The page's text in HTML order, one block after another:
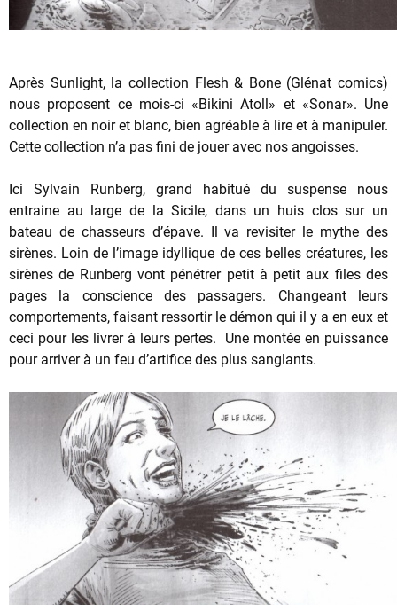
Après Sunlight, la collection Flesh & Bone (Glénat comics)
nous proposent ce mois-ci «Bikini Atoll» et «Sonar». Une
collection en noir et blanc, bien agréable à lire et à manipuler.
Cette collection n’a pas fini de jouer avec nos angoisses.
Ici Sylvain Runberg, grand habitué du suspense nous
entraine au large de la Sicile, dans un huis clos sur un
bateau de chasseurs d’épave. Il va revisiter le mythe des
sirènes. Loin de l’image idyllique de ces belles créatures, les
sirènes de Runberg vont pénétrer petit à petit aux files des
pages la conscience des passagers. Changeant leurs
comportements, faisant ressortir le démon qui il y a en eux et
ceci pour les livrer à leurs pertes. Une montée en puissance
pour arriver à un feu d’artifice des plus sanglants.